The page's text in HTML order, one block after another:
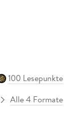
100 Lesepunkte
Alle 4 Formate